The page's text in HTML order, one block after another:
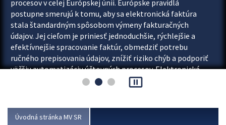
procesov v celej Európskej únii. Európske pravidlá
postupne smerujú k tomu, aby sa elektronická faktúra
stala štandardným spôsobom výmeny fakturačných
údajov. Jej cieľom je priniesť jednoduchšie, rýchlejšie a
efektívnejšie spracovanie faktúr, obmedziť potrebu
ručného prepisovania údajov, znížiť riziko chýb a podporiť
väčšiu automatizáciu účtovných procesov. Elektronická
fakturácia preto nepredstavuje...
pause_presentation
Úvodná stránka MV SR